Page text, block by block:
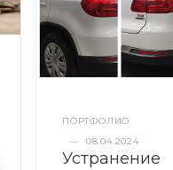
ПОРТФОЛИО
—
08.04.2024
Устранение